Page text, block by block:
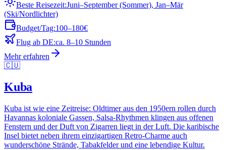
Beste Reisezeit:Juni–September (Sommer), Jan–Mär
(Ski/Nordlichter)
Budget/Tag:100–180€
Flug ab DE:ca. 8–10 Stunden
Mehr erfahren
🇨🇺
Kuba
Kuba ist wie eine Zeitreise: Oldtimer aus den 1950ern rollen durch
Havannas koloniale Gassen, Salsa-Rhythmen klingen aus offenen
Fenstern und der Duft von Zigarren liegt in der Luft. Die karibische
Insel bietet neben ihrem einzigartigen Retro-Charme auch
wunderschöne Strände, Tabakfelder und eine lebendige Kultur.